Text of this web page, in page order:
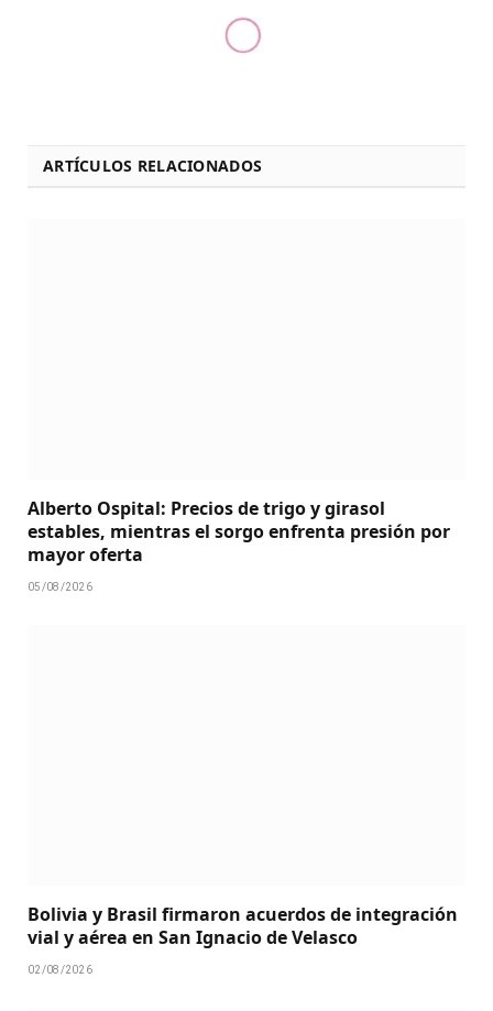
ARTÍCULOS RELACIONADOS
Alberto Ospital: Precios de trigo y girasol
estables, mientras el sorgo enfrenta presión por
mayor oferta
05/08/2026
Bolivia y Brasil firmaron acuerdos de integración
vial y aérea en San Ignacio de Velasco
02/08/2026